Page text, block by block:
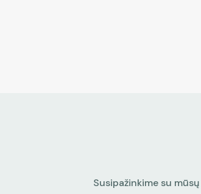
Susipažinkime su